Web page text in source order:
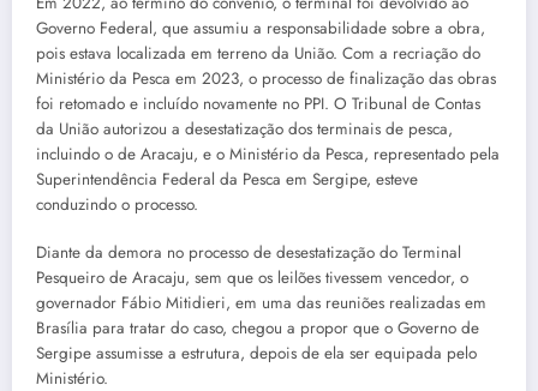
Governo Federal, que assumiu a responsabilidade sobre a obra,
pois estava localizada em terreno da União. Com a recriação do
Ministério da Pesca em 2023, o processo de finalização das obras
foi retomado e incluído novamente no PPI. O Tribunal de Contas
da União autorizou a desestatização dos terminais de pesca,
incluindo o de Aracaju, e o Ministério da Pesca, representado pela
Superintendência Federal da Pesca em Sergipe, esteve
conduzindo o processo.
Diante da demora no processo de desestatização do Terminal
Pesqueiro de Aracaju, sem que os leilões tivessem vencedor, o
governador Fábio Mitidieri, em uma das reuniões realizadas em
Brasília para tratar do caso, chegou a propor que o Governo de
Sergipe assumisse a estrutura, depois de ela ser equipada pelo
Ministério.